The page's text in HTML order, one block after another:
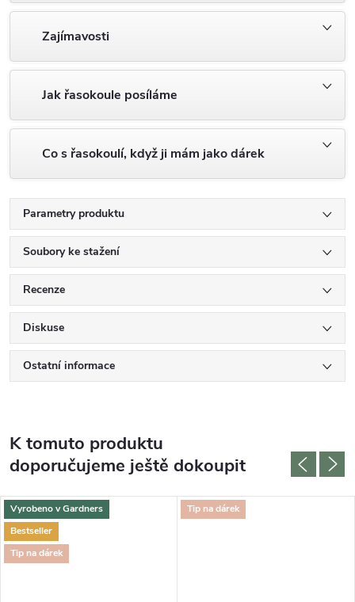
Zajímavosti
Jak řasokoule posíláme
Co s řasokoulí, když ji mám jako dárek
Parametry produktu
Soubory ke stažení
Recenze
Diskuse
Ostatní informace
K tomuto produktu
doporučujeme ještě dokoupit
Vyrobeno v Gardners
Bestseller
Tip na dárek
Tip na dárek